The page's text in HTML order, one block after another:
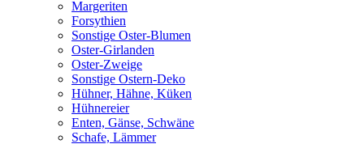
Margeriten
Forsythien
Sonstige Oster-Blumen
Oster-Girlanden
Oster-Zweige
Sonstige Ostern-Deko
Hühner, Hähne, Küken
Hühnereier
Enten, Gänse, Schwäne
Schafe, Lämmer